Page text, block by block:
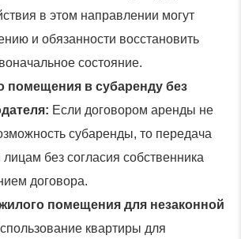
в этом направлении могут
и обязанности восстановить
состояние.
помещения в субаренду без
Если договором аренды не
субаренды, то передача
без согласия собственника
договора.
помещения для незаконной
квартиры для